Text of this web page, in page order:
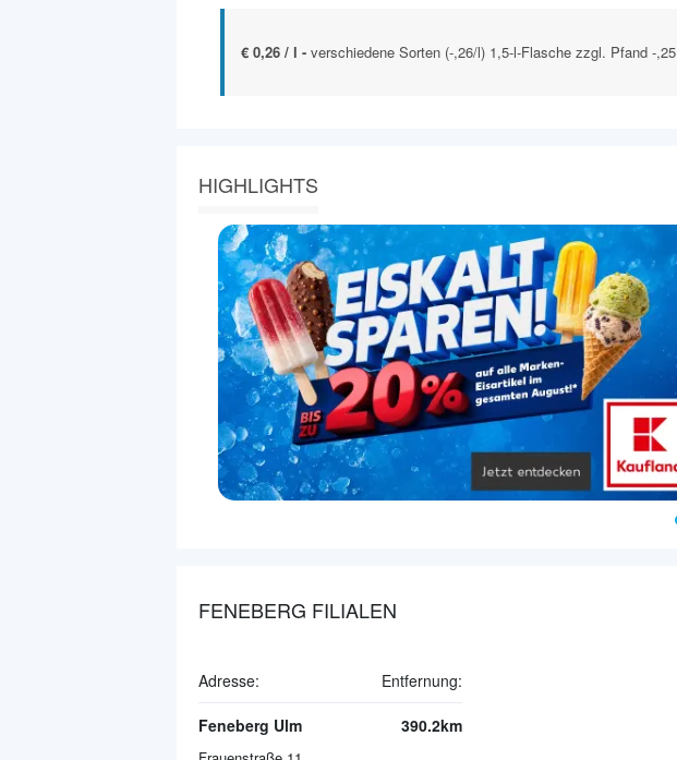
€ 0,26 / l - verschiedene Sorten (-,26/l) 1,5-l-Flasche zzgl. Pfand -,25
HIGHLIGHTS
FENEBERG FILIALEN
Adresse: Entfernung:
Feneberg Ulm 390.2km